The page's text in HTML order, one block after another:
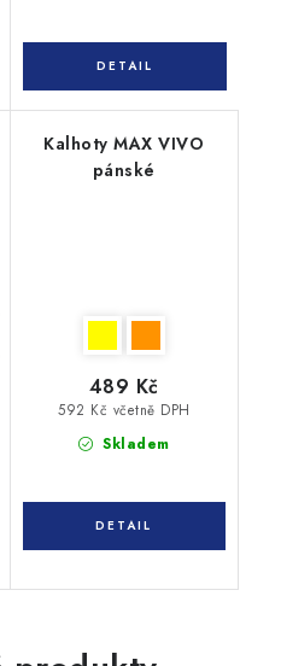
Kalhoty MAX VIVO
pánské
Skladem
592 Kč včetně DPH
489 Kč